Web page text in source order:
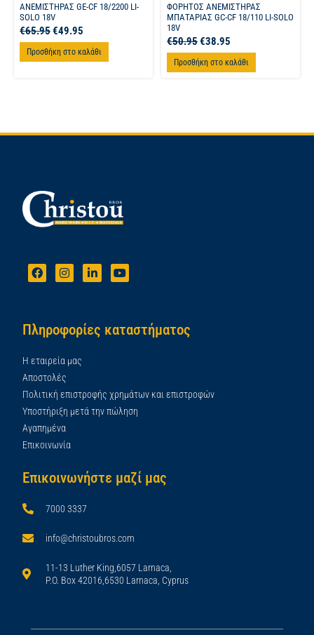
ΑΝΕΜΙΣΤΗΡΑΣ GE-CF 18/2200 LI-
SOLO 18V
€65.95€49.95
Προσθήκη στο καλάθι
ΦΟΡΗΤΟΣ ΑΝΕΜΙΣΤΗΡΑΣ
ΜΠΑΤΑΡΙΑΣ GC-CF 18/110 LI-SOLO
18V
€50.95€38.95
Προσθήκη στο καλάθι
Πληροφορίες καταστήματος
Η εταιρεία μας
Αποστολές
Πολιτική επιστροφής χρημάτων και επιστροφών
Υποστήριξη μετά την πώληση
Αγαπημένα
Επικοινωνία
Επικοινωνήστε μαζί μας
7000 3337
info@christoubros.com
11-13 Luther King,6057 Larnaca,
P.O. Box 42016,6530 Larnaca, Cyprus